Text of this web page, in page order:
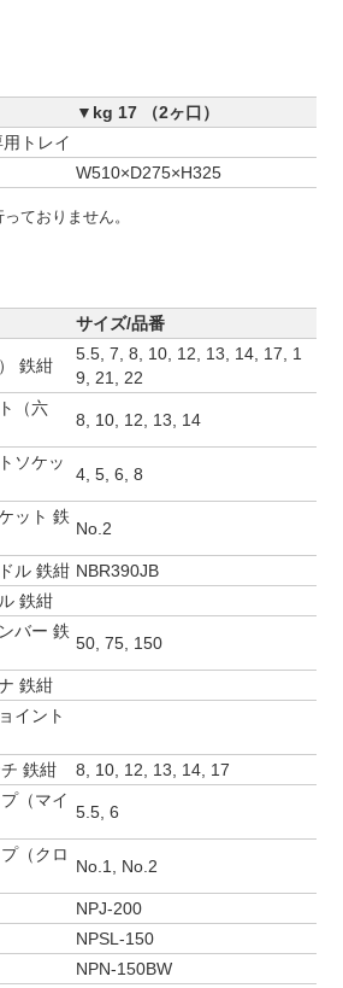
▼kg 17 （2ヶ口）
トレイ
W510×D275×H325
ておりません。
サイズ/品番
鉄紺
5.5, 7, 8, 10, 12, 13, 14, 17, 1
9, 21, 22
（六
8, 10, 12, 13, 14
ソケッ
4, 5, 6, 8
ット 鉄
No.2
ル 鉄紺 NBR390JB
鉄紺
バー 鉄
50, 75, 150
鉄紺
イント
鉄紺
8, 10, 12, 13, 14, 17
（マイ
5.5, 6
（クロ
No.1, No.2
NPJ-200
NPSL-150
NPN-150BW